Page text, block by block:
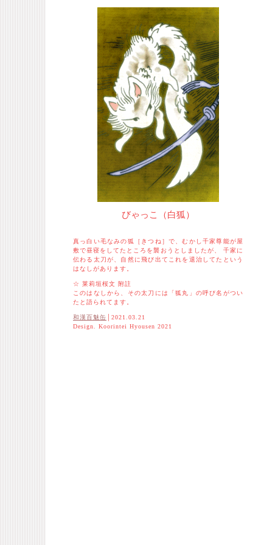
びゃっこ（白狐）
真っ白い毛なみの狐［きつね］で、むかし千家尊能が屋
敷で昼寝をしてたところを襲おうとしましたが、 千家に
伝わる太刀が、自然に飛び出てこれを退治してたという
はなしがあります。
☆ 莱莉垣桜文 附註
このはなしから、その太刀には「狐丸」の呼び名がつい
たと語られてます。
和漢百魅缶 │2021.03.21
Design. Koorintei Hyousen 2021